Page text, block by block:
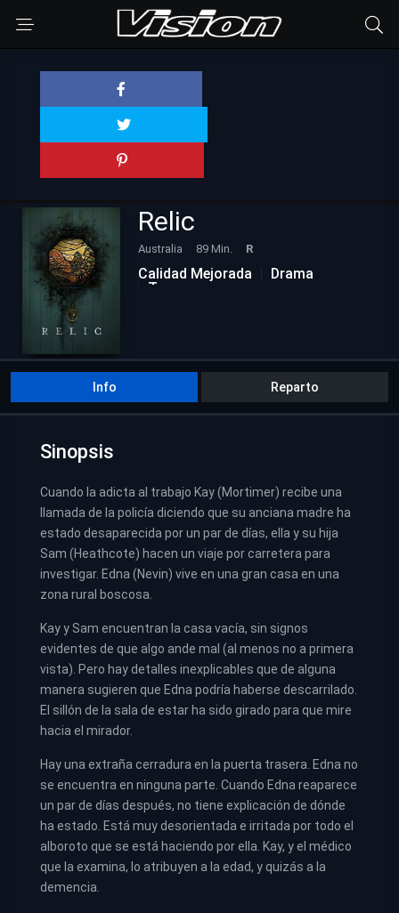
Relic
Australia 89 Min. R
Calidad Mejorada
Drama
Terror
Info Reparto
Sinopsis
Cuando la adicta al trabajo Kay (Mortimer) recibe una
llamada de la policía diciendo que su anciana madre ha
estado desaparecida por un par de días, ella y su hija
Sam (Heathcote) hacen un viaje por carretera para
investigar. Edna (Nevin) vive en una gran casa en una
zona rural boscosa.
Kay y Sam encuentran la casa vacía, sin signos
evidentes de que algo ande mal (al menos no a primera
vista). Pero hay detalles inexplicables que de alguna
manera sugieren que Edna podría haberse descarrilado.
El sillón de la sala de estar ha sido girado para que mire
hacia el mirador.
Hay una extraña cerradura en la puerta trasera. Edna no
se encuentra en ninguna parte. Cuando Edna reaparece
un par de días después, no tiene explicación de dónde
ha estado. Está muy desorientada e irritada por todo el
alboroto que se está haciendo por ella. Kay, y el médico
que la examina, lo atribuyen a la edad, y quizás a la
demencia.